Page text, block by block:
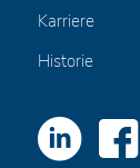
Karriere
Historie